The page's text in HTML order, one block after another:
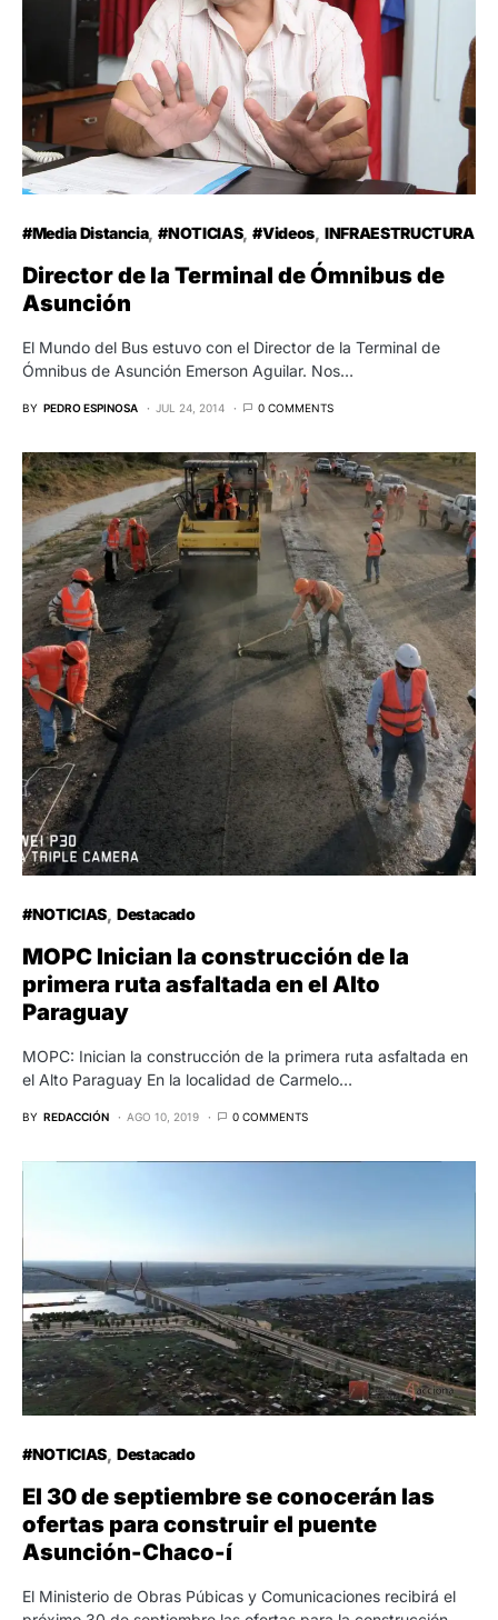
#Media Distancia #NOTICIAS #Videos INFRAESTRUCTURA
Director de la Terminal de Ómnibus de
Asunción
El Mundo del Bus estuvo con el Director de la Terminal de
Ómnibus de Asunción Emerson Aguilar. Nos…
BY PEDRO ESPINOSA JUL 24, 2014 0 COMMENTS
#NOTICIAS Destacado
MOPC Inician la construcción de la
primera ruta asfaltada en el Alto
Paraguay
MOPC: Inician la construcción de la primera ruta asfaltada en
el Alto Paraguay En la localidad de Carmelo…
BY REDACCIÓN AGO 10, 2019 0 COMMENTS
#NOTICIAS Destacado
El 30 de septiembre se conocerán las
ofertas para construir el puente
Asunción-Chaco-í
El Ministerio de Obras Púbicas y Comunicaciones recibirá el